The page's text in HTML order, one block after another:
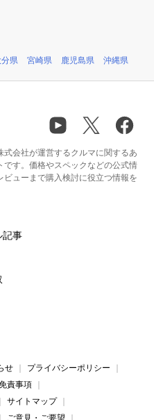
分県 宮崎県 鹿児島県 沖縄県
会社が運営するクルマに関するあ
です。価格やスペックなどの公式情
ューまで購入検討に役立つ情報を
記事
せ
プライバシーポリシー
責事項
サイトマップ